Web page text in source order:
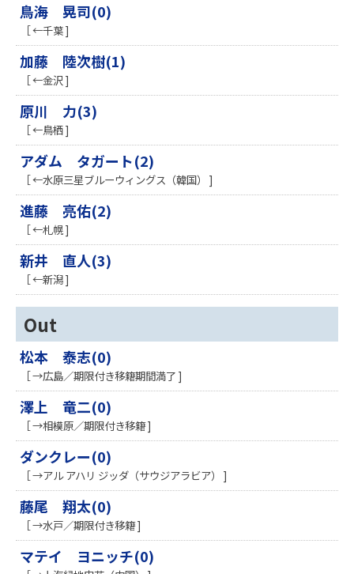
鳥海 晃司(0)
［ ←千葉 ]
加藤 陸次樹(1)
［ ←金沢 ]
原川 力(3)
［ ←鳥栖 ]
アダム タガート(2)
［ ←水原三星ブルーウィングス（韓国） ]
進藤 亮佑(2)
［ ←札幌 ]
新井 直人(3)
［ ←新潟 ]
Out
松本 泰志(0)
［ →広島／期限付き移籍期間満了 ]
澤上 竜二(0)
［ →相模原／期限付き移籍 ]
ダンクレー(0)
［ →アル アハリ ジッダ（サウジアラビア） ]
藤尾 翔太(0)
［ →水戸／期限付き移籍 ]
マテイ ヨニッチ(0)